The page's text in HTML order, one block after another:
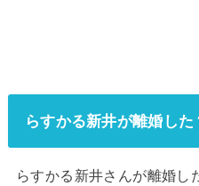
らすかる新井が離婚した
らすかる新井さんが離婚し